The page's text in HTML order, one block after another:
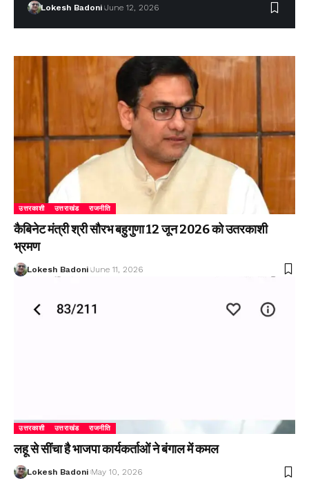
Lokesh Badoni June 12, 2026
उत्तरकाशी उत्तराखंड राजनीति
कैबिनेट मंत्री श्री सौरभ बहुगुणा 12 जून 2026 को उतरकाशी
भ्रमण
Lokesh Badoni June 11, 2026
उत्तरकाशी उत्तराखंड राजनीति
लहू से सींचा है भाजपा कार्यकर्ताओं ने बंगाल में कमल
Lokesh Badoni May 10, 2026